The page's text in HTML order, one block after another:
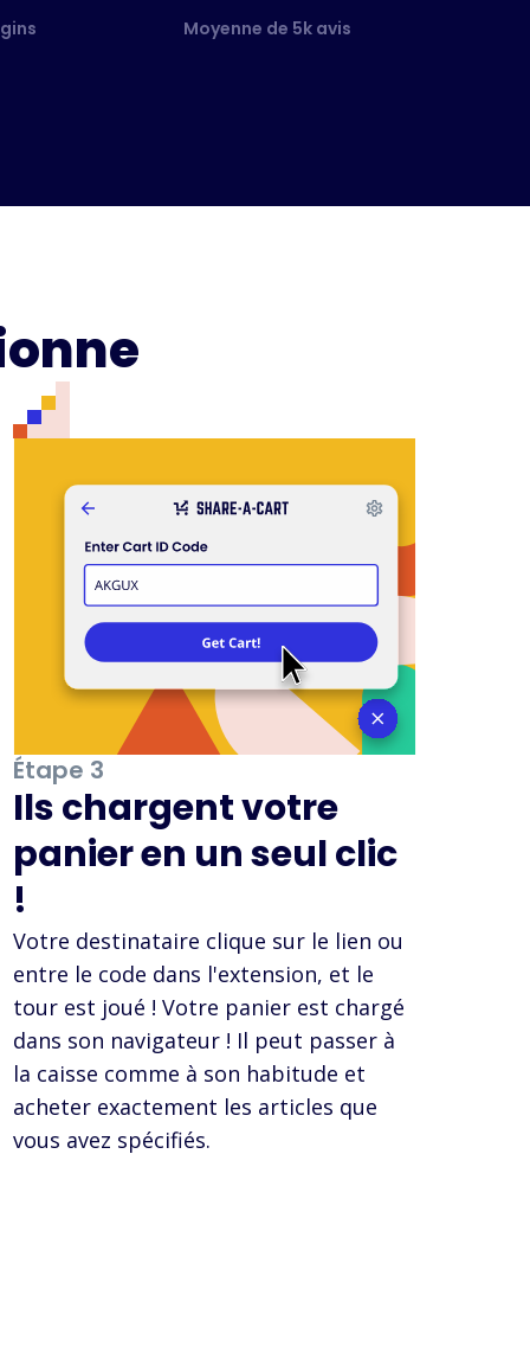
Moyenne de 5k avis
Étape 3
Ils chargent votre
panier en un seul clic
!
Votre destinataire clique sur le lien ou
entre le code dans l'extension, et le
tour est joué ! Votre panier est chargé
dans son navigateur ! Il peut passer à
la caisse comme à son habitude et
acheter exactement les articles que
vous avez spécifiés.